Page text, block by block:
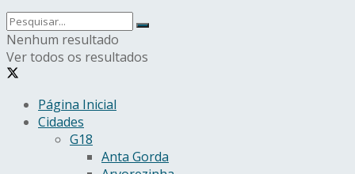
Nenhum resultado
Ver todos os resultados
Página Inicial
Cidades
G18
Anta Gorda